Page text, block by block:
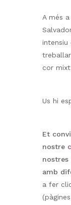
A més
intensiu
cor
Us hi
Et
nostre
nostres
amb
a fer